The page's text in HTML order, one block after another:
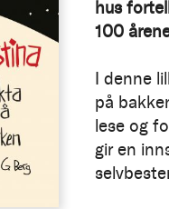
hus
100
I denne
på
lese og
gir en